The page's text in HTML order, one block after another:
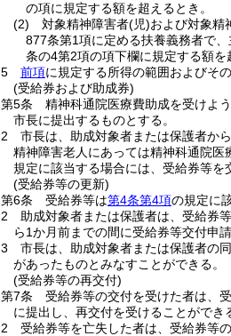
の項に規定する額を超えるとき。
(2)
対象精神障害者(児)および対象精
877条第1項に定める扶養義務者で
条の4第2項の項下欄に規定する額を
5
前項に規定する所得の範囲およびそ
(受給券および助成券)
第5条
精神科通院医療費助成を受けよ
市長に提出するものとする。
2
市長は、助成対象者または保護者か
精神障害老人にあっては精神科通院医
規定に該当する場合には、受給券等を
(受給券等の更新)
第6条
受給券等は第4条第4項の規定に
2
助成対象者または保護者は、受給券
ら1か月前までの間に受給券等交付申
3
市長は、助成対象者または保護者の
があったものとみなすことができる。
(受給券等の再交付)
第7条
受給券等の交付を受けた者は、
に提出し、再交付を受けることができ
2
受給券等を亡失した者は、受給券等